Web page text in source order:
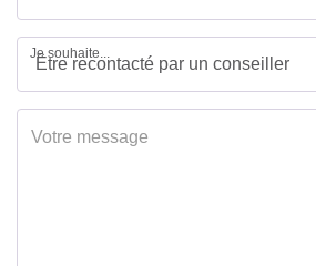
Je souhaite...